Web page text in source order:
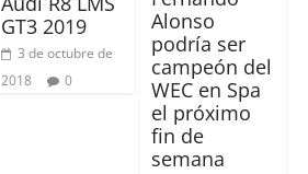
GT3 2019
3 de octubre de
2018
0
Alonso
podría ser
campeón del
WEC en Spa
el próximo
fin de
semana